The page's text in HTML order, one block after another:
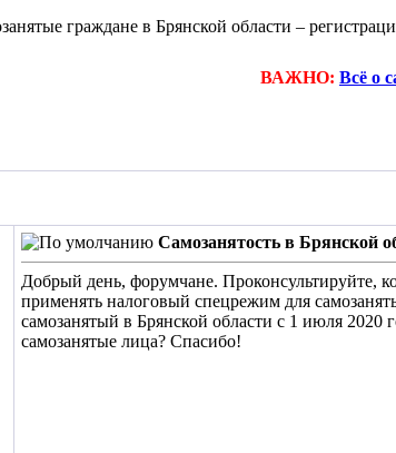
граждане в Брянской области –
ВАЖНО: Всё о
Самозанятость в Брянской
Добрый день, форумчане. Проконсультируйте,
применять налоговый спецрежим для
самозанятый в Брянской области с 1 июля 2020
самозанятые лица? Спасибо!